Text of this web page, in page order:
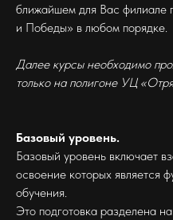
ближайшем для Вас филиале
и Победы» в любом порядке.
Далее курсы необходимо
только на полигоне УЦ
Базовый уровень.
Базовый уровень включает
освоение которых является
обучения.
Это подготовка разделена